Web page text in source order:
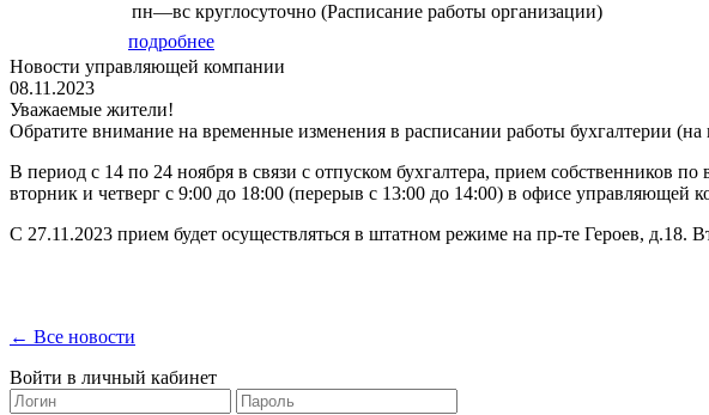
пн—вс круглосуточно (Расписание работы организации)
подробнее
Новости управляющей компании
08.11.2023
Уважаемые жители!
Обратите внимание на временные изменения в расписании работы бухгалтерии (на
В период с 14 по 24 ноября в связи с отпуском бухгалтера, прием собственников
вторник и четверг с 9:00 до 18:00 (перерыв с 13:00 до 14:00) в офисе
С 27.11.2023 прием будет осуществляться в штатном режиме на пр-те Героев, д.18.
← Все новости
Войти в личный кабинет